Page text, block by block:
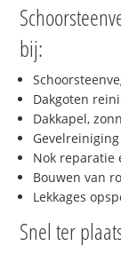
bij:
Dakgoten
Dakkapel,
Gevelreiniging
Nok reparatie
Bouwen van
Lekkages
Snel ter